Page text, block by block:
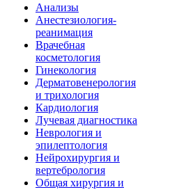
Анализы
Анестезиология-
реанимация
Врачебная
косметология
Гинекология
Дерматовенерология
и трихология
Кардиология
Лучевая диагностика
Неврология и
эпилептология
Нейрохирургия и
вертебрология
Общая хирургия и